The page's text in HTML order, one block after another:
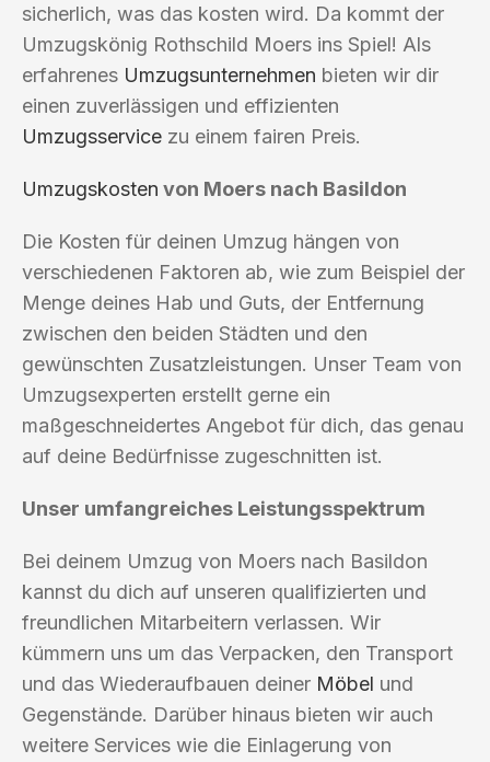
sicherlich, was das kosten wird. Da kommt der
Umzugskönig Rothschild Moers ins Spiel! Als
erfahrenes Umzugsunternehmen bieten wir dir
einen zuverlässigen und effizienten
Umzugsservice zu einem fairen Preis.
Umzugskosten von Moers nach Basildon
Die Kosten für deinen Umzug hängen von
verschiedenen Faktoren ab, wie zum Beispiel der
Menge deines Hab und Guts, der Entfernung
zwischen den beiden Städten und den
gewünschten Zusatzleistungen. Unser Team von
Umzugsexperten erstellt gerne ein
maßgeschneidertes Angebot für dich, das genau
auf deine Bedürfnisse zugeschnitten ist.
Unser umfangreiches Leistungsspektrum
Bei deinem Umzug von Moers nach Basildon
kannst du dich auf unseren qualifizierten und
freundlichen Mitarbeitern verlassen. Wir
kümmern uns um das Verpacken, den Transport
und das Wiederaufbauen deiner Möbel und
Gegenstände. Darüber hinaus bieten wir auch
weitere Services wie die Einlagerung von